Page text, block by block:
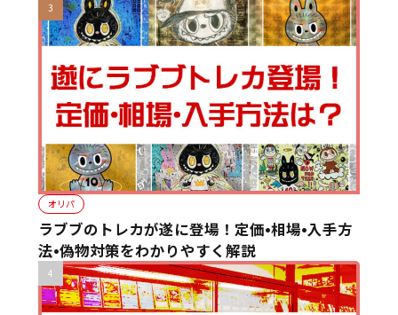
オリパ
ラブブのトレカが遂に登場！定価•相場•入手方
法•偽物対策をわかりやすく解説